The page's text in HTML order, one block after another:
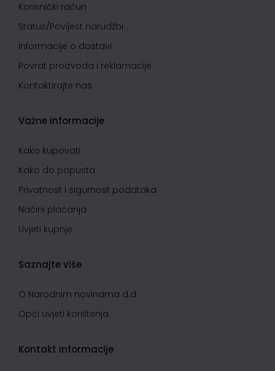
Korisnički račun
Status/Povijest narudžbi
Informacije o dostavi
Povrat proizvoda i reklamacije
Kontaktirajte nas
Važne informacije
Kako kupovati
Kako do popusta
Privatnost i sigurnost podataka
Načini plaćanja
Uvjeti kupnje
Saznajte više
O Narodnim novinama d.d.
Opći uvjeti korištenja
Kontakt informacije